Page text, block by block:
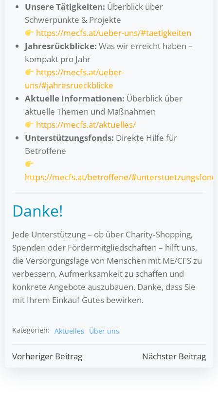
Unsere Tätigkeiten: Überblick über
Schwerpunkte & Projekte
https://mecfs.at/ueber-uns/#taetigkeiten
Jahresrückblicke: Was wir erreicht haben –
kompakt pro Jahr
https://mecfs.at/ueber-
uns/#jahresrueckblicke
Aktuelle Informationen: Überblick über
aktuelle Themen und Maßnahmen
https://mecfs.at/aktuelles/
Unterstützungsfonds: Direkte Hilfe für
Betroffene
https://mecfs.at/betroffene/
Danke!
Jede Unterstützung – ob über Charity‑Shopping,
Spenden oder Fördermitgliedschaften – hilft uns,
die Versorgungslage von Menschen mit ME/CFS zu
verbessern, Aufmerksamkeit zu schaffen und
konkrete Angebote auszubauen. Danke, dass Sie
mit Ihrem Einkauf Gutes bewirken.
Kategorien: Aktuelles Über uns
Post
Vorheriger Beitrag
PostNächster Beitrag